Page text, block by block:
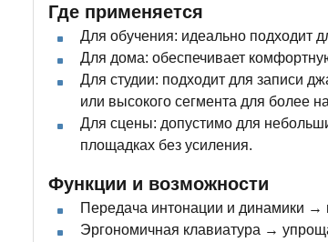
Где применяется
Для обучения: идеально подходит
Для дома: обеспечивает
Для студии: подходит для записи
или высокого сегмента для более
Для сцены: допустимо для
площадках без усиления.
Функции и возможности
Передача интонации и динамики →
Эргономичная клавиатура →